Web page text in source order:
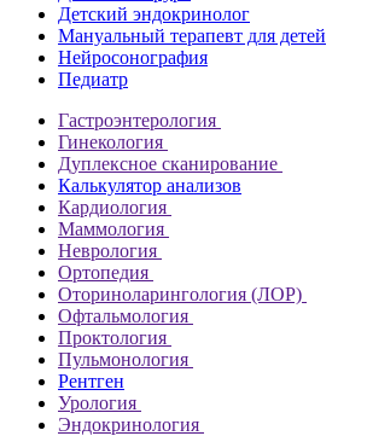
Детский эндокринолог
Мануальный терапевт для детей
Нейросонография
Педиатр
Гастроэнтерология
Гинекология
Дуплексное сканирование
Калькулятор анализов
Кардиология
Маммология
Неврология
Ортопедия
Оториноларингология (ЛОР)
Офтальмология
Проктология
Пульмонология
Рентген
Урология
Эндокринология